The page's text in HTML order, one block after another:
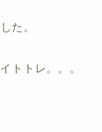
た。
トトレ。。。